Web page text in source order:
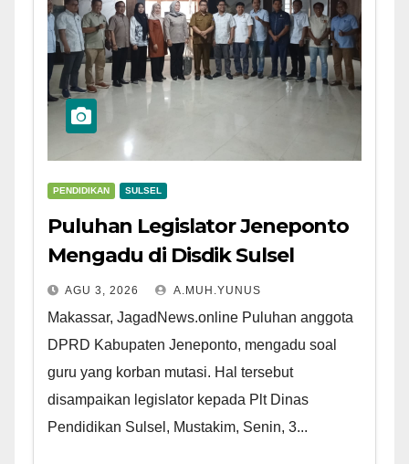
PENDIDIKAN SULSEL
Puluhan Legislator Jeneponto
Mengadu di Disdik Sulsel
AGU 3, 2026 A.MUH.YUNUS
Makassar, JagadNews.online Puluhan anggota
DPRD Kabupaten Jeneponto, mengadu soal
guru yang korban mutasi. Hal tersebut
disampaikan legislator kepada Plt Dinas
Pendidikan Sulsel, Mustakim, Senin, 3...